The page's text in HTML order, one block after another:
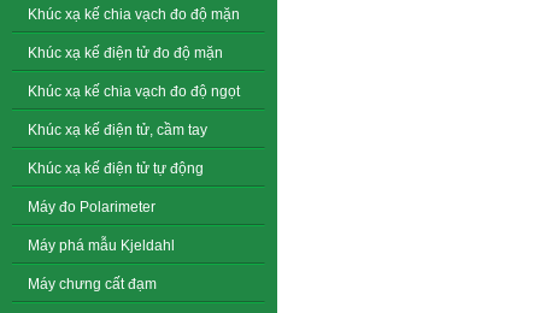
Khúc xạ kế chia vạch đo độ mặn
Khúc xạ kế điện tử đo độ mặn
Khúc xạ kế chia vạch đo độ ngọt
Khúc xạ kế điện tử, cầm tay
Khúc xạ kế điện tử tự động
Máy đo Polarimeter
Máy phá mẫu Kjeldahl
Máy chưng cất đạm